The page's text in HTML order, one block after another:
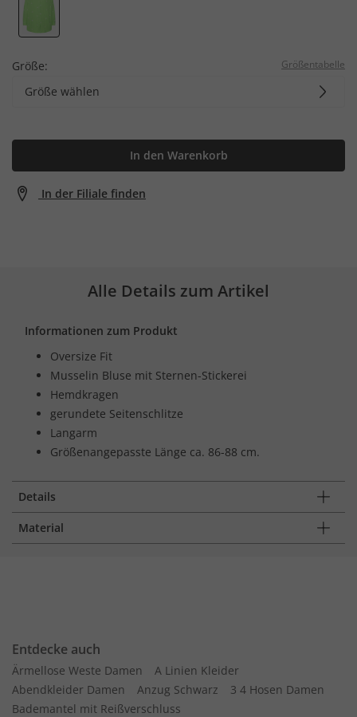
Größe: Größentabelle
Größe wählen
In den Warenkorb
In der Filiale finden
Alle Details zum Artikel
Informationen zum Produkt
Oversize Fit
Musselin Bluse mit Sternen-Stickerei
Hemdkragen
gerundete Seitenschlitze
Langarm
Größenangepasste Länge ca. 86-88 cm.
Details
Material
Entdecke auch
Ärmellose Weste Damen
A Linien Kleider
Abendkleider Damen
Anzug Schwarz
3 4 Hosen Damen
Bademantel mit Reißverschluss